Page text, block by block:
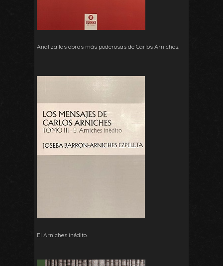
Analiza las obras más poderosas de Carlos Arniches.
El Arniches inédito.